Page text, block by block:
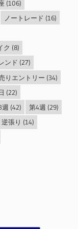
(106)
ノートレード (16)
ク (8)
ンド (27)
りエントリー (34)
(22)
週 (42) 第4週 (29)
逆張り (14)